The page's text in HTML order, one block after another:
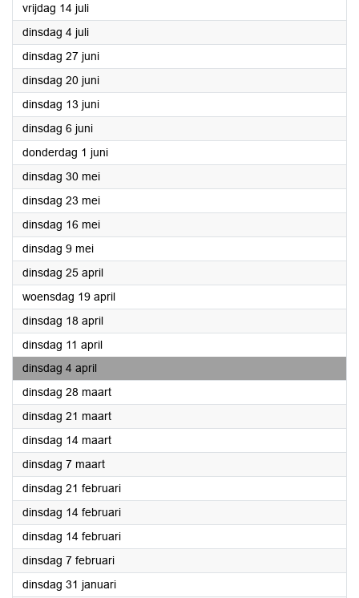
vrijdag 14 juli2023
dinsdag 4 juli2023
dinsdag 27 juni2023
dinsdag 20 juni2023
dinsdag 13 juni2023
dinsdag 6 juni2023
donderdag 1 juni2023
dinsdag 30 mei2023
dinsdag 23 mei2023
dinsdag 16 mei2023
dinsdag 9 mei2023
dinsdag 25 april2023
woensdag 19 april2023
dinsdag 18 april2023
dinsdag 11 april2023
dinsdag 4 april
dinsdag 28 maart2023
dinsdag 21 maart2023
dinsdag 14 maart2023
dinsdag 7 maart2023
dinsdag 21 februari2023
dinsdag 14 februari2023
dinsdag 14 februari2023
dinsdag 7 februari2023
dinsdag 31 januari2023